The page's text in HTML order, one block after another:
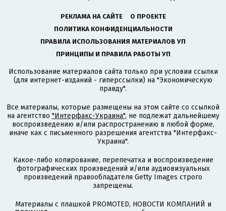
РЕКЛАМА НА САЙТЕ
О ПРОЕКТЕ
ПОЛИТИКА КОНФИДЕНЦИАЛЬНОСТИ
ПРАВИЛА ИСПОЛЬЗОВАНИЯ МАТЕРИАЛОВ УП
ПРИНЦИПЫ И ПРАВИЛА РАБОТЫ УП
Использование материалов сайта только при условии ссылки
(для интернет-изданий - гиперссылки) на "Экономическую
правду".
Все материалы, которые размещены на этом сайте со ссылкой
на агентство "Интерфакс-Украина", не подлежат дальнейшему
воспроизведению и/или распространению в любой форме,
иначе как с письменного разрешения агентства "Интерфакс-
Украина".
Какое-либо копирование, перепечатка и воспроизведение
фотографических произведений и/или аудиовизуальных
произведений правообладателя Getty Images строго
запрещены.
Материалы с плашкой PROMOTED, НОВОСТИ КОМПАНИЙ и